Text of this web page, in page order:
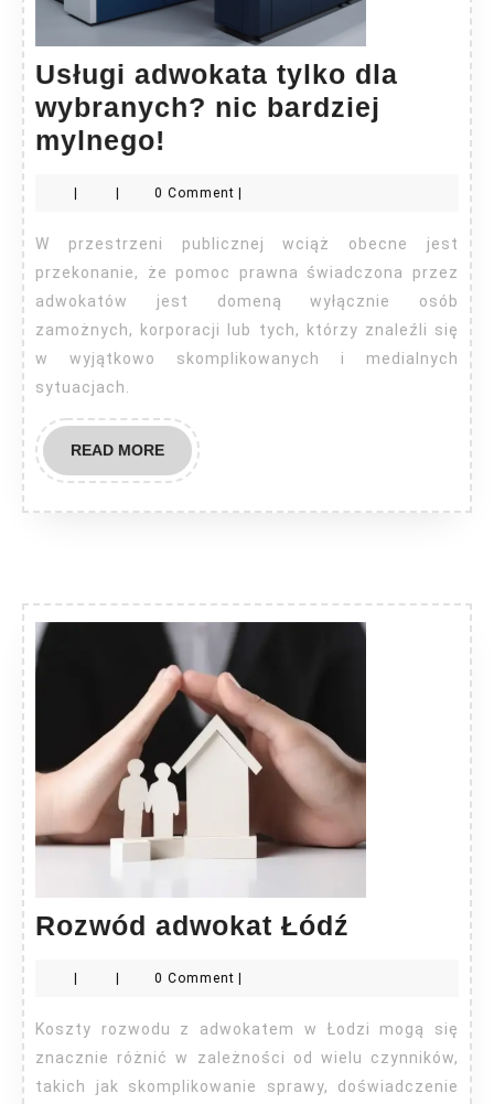
Usługi adwokata tylko dla
wybranych? nic bardziej
mylnego!
tylko
dla
wybranych?
nic
bardziej
mylnego!
0 Comment
W przestrzeni publicznej wciąż obecne jest
przekonanie, że pomoc prawna świadczona przez
adwokatów jest domeną wyłącznie osób
zamożnych, korporacji lub tych, którzy znaleźli się
w wyjątkowo skomplikowanych i medialnych
sytuacjach.
READ MOREREAD
MORE
Rozwód adwokat Łódź
| | 0 Comment |
Koszty rozwodu z adwokatem w Łodzi mogą się
znacznie różnić w zależności od wielu czynników,
takich jak skomplikowanie sprawy, doświadczenie